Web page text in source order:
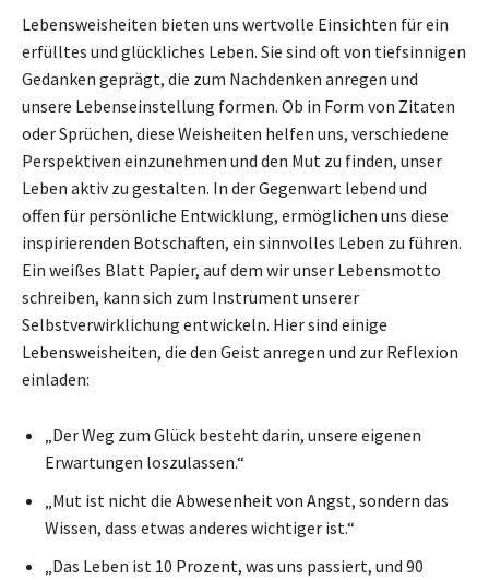
Lebensweisheiten bieten uns wertvolle Einsichten für ein
erfülltes und glückliches Leben. Sie sind oft von tiefsinnigen
Gedanken geprägt, die zum Nachdenken anregen und
unsere Lebenseinstellung formen. Ob in Form von Zitaten
oder Sprüchen, diese Weisheiten helfen uns, verschiedene
Perspektiven einzunehmen und den Mut zu finden, unser
Leben aktiv zu gestalten. In der Gegenwart lebend und
offen für persönliche Entwicklung, ermöglichen uns diese
inspirierenden Botschaften, ein sinnvolles Leben zu führen.
Ein weißes Blatt Papier, auf dem wir unser Lebensmotto
schreiben, kann sich zum Instrument unserer
Selbstverwirklichung entwickeln. Hier sind einige
Lebensweisheiten, die den Geist anregen und zur Reflexion
einladen:
„Der Weg zum Glück besteht darin, unsere eigenen
Erwartungen loszulassen.“
„Mut ist nicht die Abwesenheit von Angst, sondern das
Wissen, dass etwas anderes wichtiger ist.“
„Das Leben ist 10 Prozent, was uns passiert, und 90